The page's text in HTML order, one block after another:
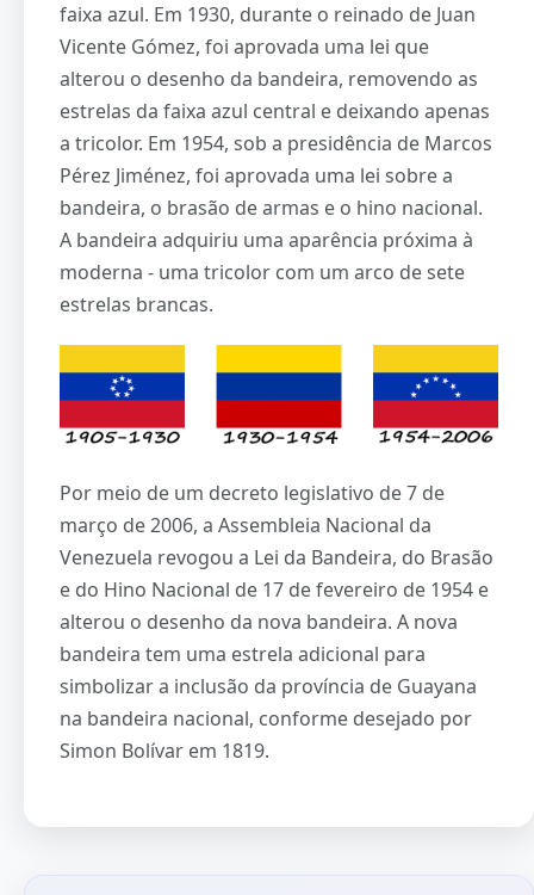
faixa azul. Em 1930, durante o reinado de Juan
Vicente Gómez, foi aprovada uma lei que
alterou o desenho da bandeira, removendo as
estrelas da faixa azul central e deixando apenas
a tricolor. Em 1954, sob a presidência de Marcos
Pérez Jiménez, foi aprovada uma lei sobre a
bandeira, o brasão de armas e o hino nacional.
A bandeira adquiriu uma aparência próxima à
moderna - uma tricolor com um arco de sete
estrelas brancas.
Por meio de um decreto legislativo de 7 de
março de 2006, a Assembleia Nacional da
Venezuela revogou a Lei da Bandeira, do Brasão
e do Hino Nacional de 17 de fevereiro de 1954 e
alterou o desenho da nova bandeira. A nova
bandeira tem uma estrela adicional para
simbolizar a inclusão da província de Guayana
na bandeira nacional, conforme desejado por
Simon Bolívar em 1819.